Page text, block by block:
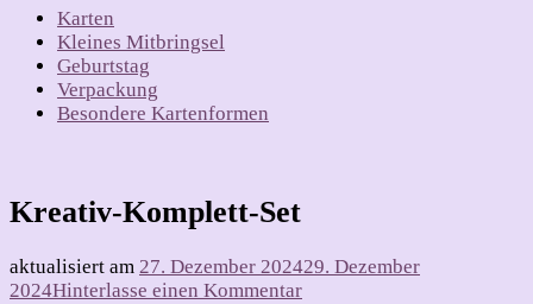
Karten
Kleines Mitbringsel
Geburtstag
Verpackung
Besondere Kartenformen
Kreativ-Komplett-Set
aktualisiert am 27. Dezember 202429. Dezember
2024Hinterlasse einen Kommentarzu